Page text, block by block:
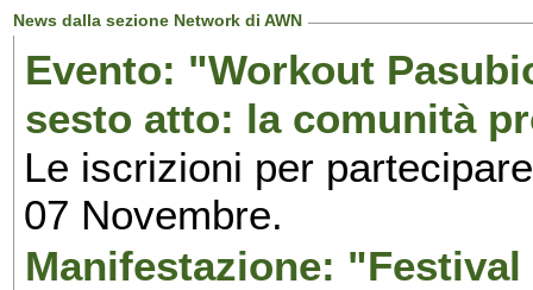
News dalla sezione Network di AWN
Evento: "Workout
sesto atto: la comunità
Le iscrizioni per
07 Novembre.
Manifestazione: